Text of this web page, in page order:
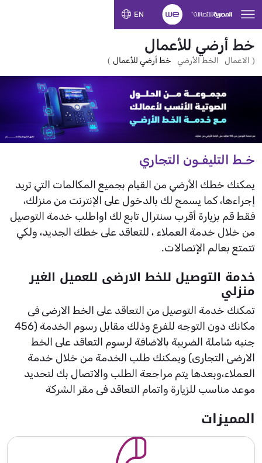
تخطي إلى المحتوى الرئيسيEN
خط أرضي للأعمال
( الاعمال الخط الأرضي خط أرضي للأعمال )
خـط التليفـون التجاري
يمكنك خطك الأرضي من القيام بجميع المكالمات التي تريد
إجراءها، كما يسمح لك بالدخول على الإنترنت من منزلك،
فقط قم بزيارة أقرب سنترال تابع لك اواطلب خدمة التوصيل
من خلال خدمة العملاء ، للتعاقد على خطك الجديد، ولكي
تتمتع بعالم الإتصالات.
خدمة التوصيل للخط الارضى للعميل الغير
منزلي
تمكنك خدمة التوصيل من التعاقد على الخط الارضى فى
مكانك دون التوجه للفرع وذلك مقابل رسوم الخدمة (456
جنيه شاملة الضريبة بالاضافة لرسوم التعاقد على الخط
الارضى التجارى) ويمكنك طلب الخدمة من خلال خدمة
العملاء،وبعدها يتم مراجعة الطلب والاتصال بك لتحديد
موعد مناسب للزيارة واتمام التعاقد فى مقر الشركة
المميزات